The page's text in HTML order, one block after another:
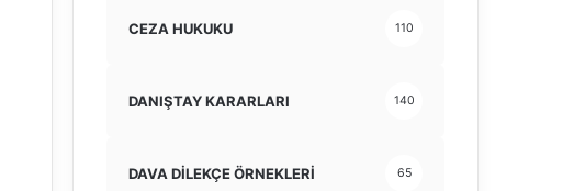
CEZA HUKUKU 110
DANIŞTAY KARARLARI 140
DAVA DİLEKÇE ÖRNEKLERİ 65